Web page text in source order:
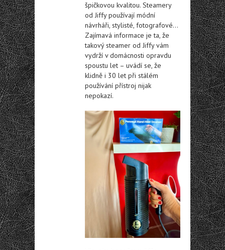
špičkovou kvalitou. Steamery
od Jiffy používají módní
návrháři, stylisté, fotografové…
Zajímavá informace je ta, že
takový steamer od Jiffy vám
vydrží v domácnosti opravdu
spoustu let – uvádí se, že
klidně i 30 let při stálém
používání přístroj nijak
nepokazí.